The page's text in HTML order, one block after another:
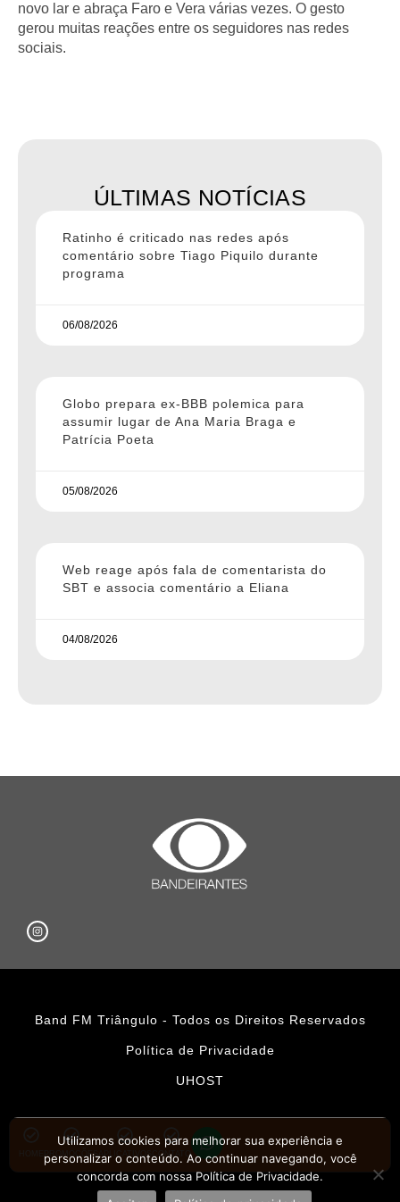
novo lar e abraça Faro e Vera várias vezes. O gesto
gerou muitas reações entre os seguidores nas redes
sociais.
ÚLTIMAS NOTÍCIAS
Ratinho é criticado nas redes após
comentário sobre Tiago Piquilo durante
programa
06/08/2026
Globo prepara ex-BBB polemica para
assumir lugar de Ana Maria Braga e
Patrícia Poeta
05/08/2026
Web reage após fala de comentarista do
SBT e associa comentário a Eliana
04/08/2026
Band FM Triângulo - Todos os Direitos Reservados
Política de Privacidade
UHOST
PROMOÇÕESAPLICATIVOS CONTATO
Utilizamos cookies para melhorar sua experiência e
personalizar o conteúdo. Ao continuar navegando, você
concorda com nossa Política de Privacidade.